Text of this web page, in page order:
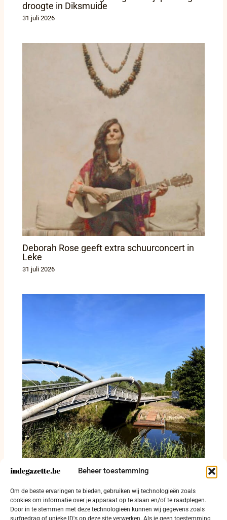
Beheer toestemming
Om de beste ervaringen te bieden, gebruiken wij technologieën zoals
cookies om informatie over je apparaat op te slaan en/of te raadplegen.
Door in te stemmen met deze technologieën kunnen wij gegevens zoals
surfgedrag of unieke ID's op deze site verwerken. Als je geen toestemming
droogte in Diksmuide
31 juli 2026
Deborah Rose geeft extra schuurconcert in
Leke
31 juli 2026
Blauwalgen sluiten zwemzone Drie Mussen
tijdelijk
30 juli 2026